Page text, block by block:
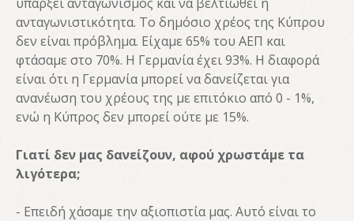
ανταγωνιστικότητα. Το δημόσιο χρέος της Κύπρου
δεν είναι πρόβλημα. Είχαμε 65% του ΑΕΠ και
φτάσαμε στο 70%. Η Γερμανία έχει 93%. Η διαφορά
είναι ότι η Γερμανία μπορεί να δανείζεται για
ανανέωση του χρέους της με επιτόκιο από 0 - 1%,
ενώ η Κύπρος δεν μπορεί ούτε με 15%.
Γιατί δεν μας δανείζουν, αφού χρωστάμε τα
λιγότερα;
- Επειδή χάσαμε την αξιοπιστία μας. Αυτό είναι το